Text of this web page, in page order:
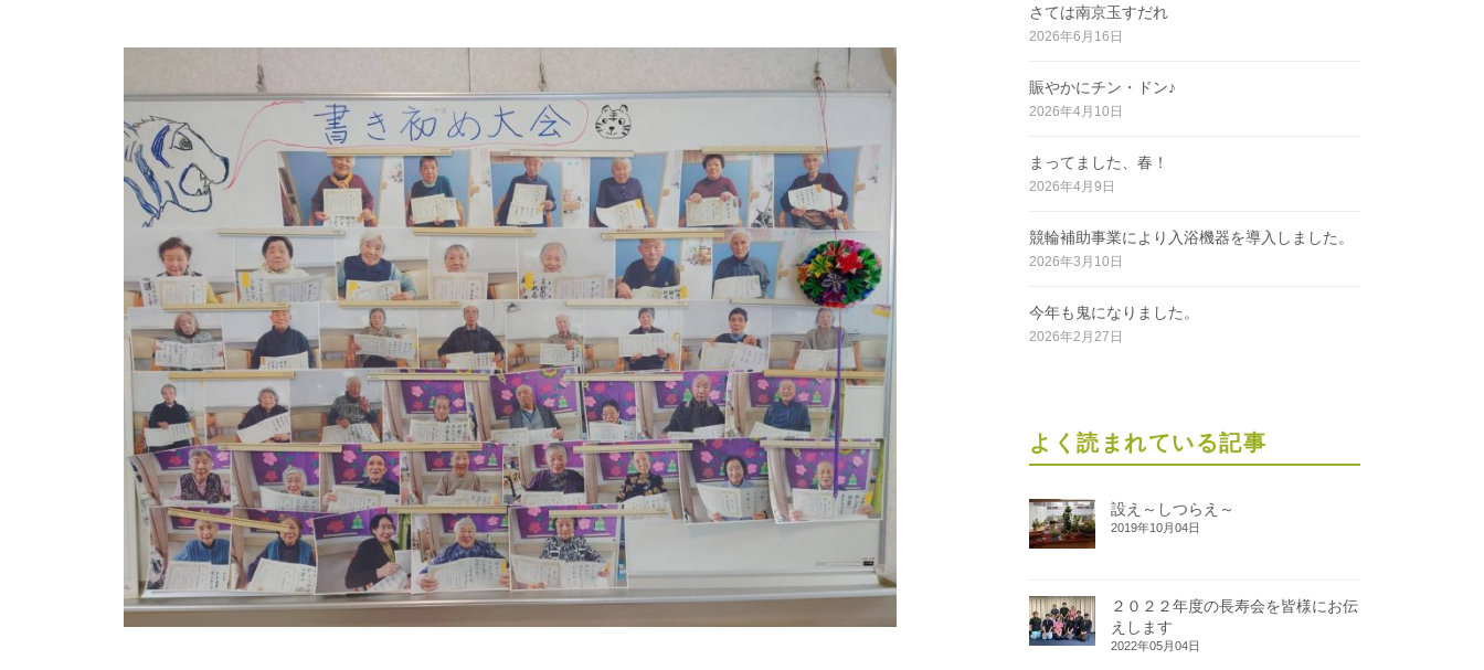
さては南京玉すだれ
2026年6月16日
賑やかにチン・ドン♪
2026年4月10日
まってました、春！
2026年4月9日
競輪補助事業により入浴機器を導入しました。
2026年3月10日
今年も鬼になりました。
2026年2月27日
よく読まれている記事
設え～しつらえ～
2019年10月04日
２０２２年度の長寿会を皆様にお伝
えします
2022年05月04日